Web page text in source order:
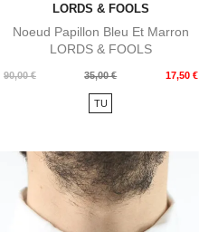
LORDS & FOOLS
Noeud Papillon Bleu Et Marron
LORDS & FOOLS
90,00 €
Prix
35,00 € 17,50 €
Prix
TU